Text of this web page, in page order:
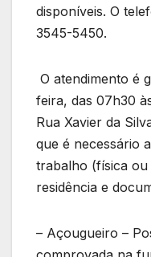
disponíveis. O
3545-5450.
O atendimento é
feira, das 07h30
Rua Xavier da
que é necessário
trabalho (física ou
residência e
– Açougueiro –